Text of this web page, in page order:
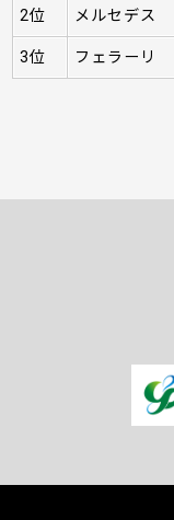
2位 メルセデス
3位 フェラーリ